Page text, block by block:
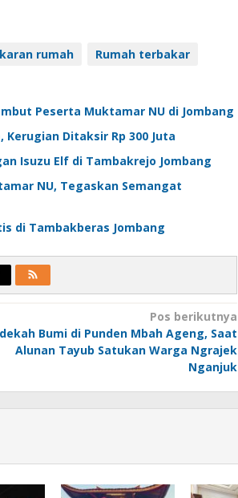
rumah Rumah terbakar
Peserta Muktamar NU di Jombang
Ditaksir Rp 300 Juta
Isuzu Elf di Tambakrejo Jombang
NU, Tegaskan Semangat
di Tambakberas Jombang
Pos berikutnya
Bumi di Punden Mbah Ageng, Saat
Alunan Tayub Satukan Warga Ngrajek
Nganjuk